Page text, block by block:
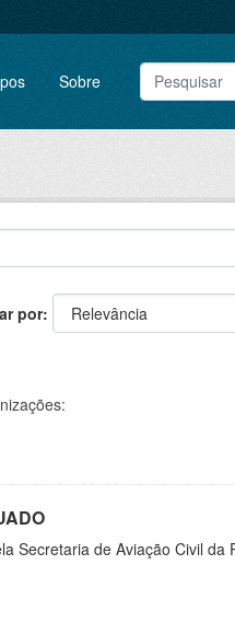
Sobre
por
Secretaria de Aviação Civil da